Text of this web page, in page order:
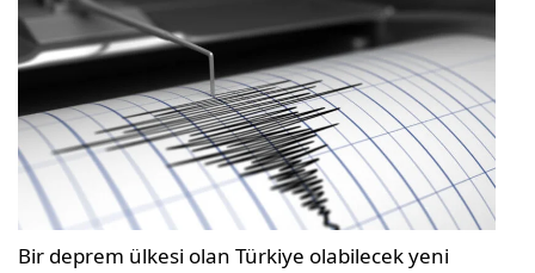
Bir deprem ülkesi olan Türkiye olabilecek yeni